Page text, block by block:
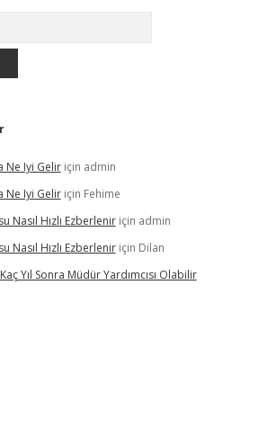
Ne Iyi Geliriçin admin
Ne Iyi Geliriçin Fehime
Nasıl Hızlı Ezberleniriçin admin
Nasıl Hızlı Ezberleniriçin Dilan
Yıl Sonra Müdür Yardımcısı Olabilir